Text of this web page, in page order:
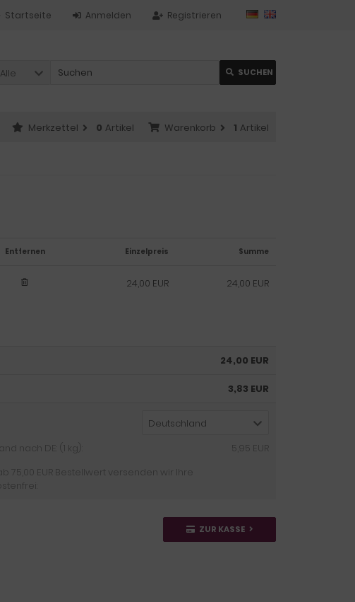
Registrieren
Anmelden
Startseite
Alle SUCHEN
Warenkorb 1 Artikel
Merkzettel 0 Artikel
Summe
Einzelpreis
Entfernen
24,00 EUR
24,00 EUR
24,00 EUR
3,83 EUR
Deutschland
nach DE: (1 kg):
5,95 EUR
75,00 EUR Bestellwert versenden wir Ihre
ZUR KASSE